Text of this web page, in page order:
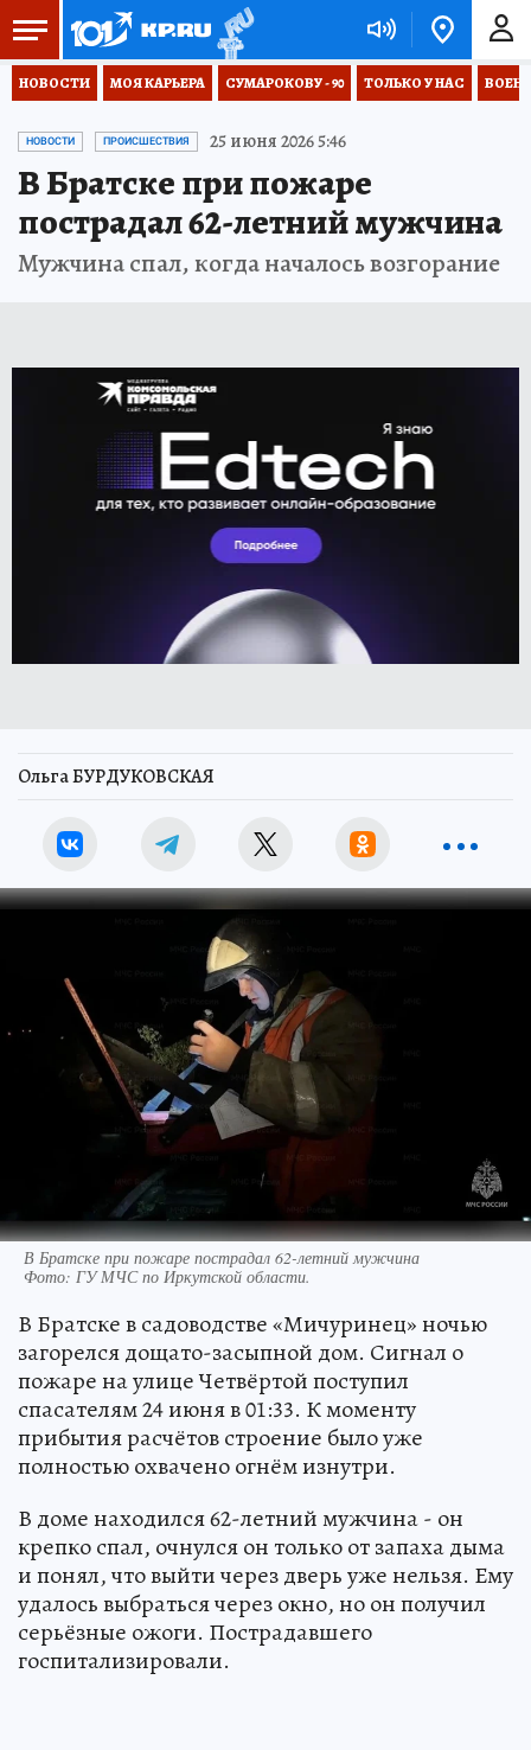
НОВОСТИ МОЯ КАРЬЕРА СУМАРОКОВУ - 90 ТОЛЬКО У НАС
НОВОСТИ ПРОИСШЕСТВИЯ 25 июня 2026 5:46
В Братске при пожаре
пострадал 62-летний мужчина
Мужчина спал, когда началось возгорание
Ольга БУРДУКОВСКАЯ
В Братске при пожаре пострадал 62-летний мужчина
Фото: ГУ МЧС по Иркутской области.
В Братске в садоводстве «Мичуринец» ночью
загорелся дощато-засыпной дом. Сигнал о
пожаре на улице Четвёртой поступил
спасателям 24 июня в 01:33. К моменту
прибытия расчётов строение было уже
полностью охвачено огнём изнутри.
В доме находился 62-летний мужчина - он
крепко спал, очнулся он только от запаха дыма
и понял, что выйти через дверь уже нельзя. Ему
удалось выбраться через окно, но он получил
серьёзные ожоги. Пострадавшего
госпитализировали.